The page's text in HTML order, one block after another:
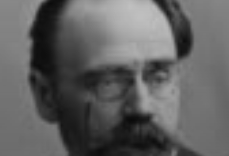
Il padre di
Cézanne, Lois-
Auguste
Cézanne, era un
mercante di
cappelli.